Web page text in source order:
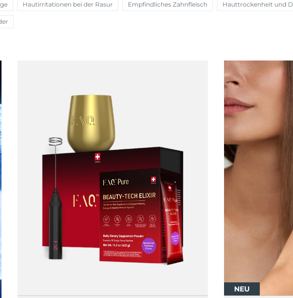
Hautirritationen bei der Rasur Empfindliches Zahnfleisch Hauttrockenheit und
NEU